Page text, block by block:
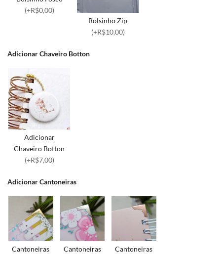
(+R$0,00)
Bolsinho Zip
(+R$10,00)
Adicionar Chaveiro Botton
Adicionar
Chaveiro Botton
(+R$7,00)
Adicionar Cantoneiras
Cantoneiras
Cantoneiras
Cantoneiras